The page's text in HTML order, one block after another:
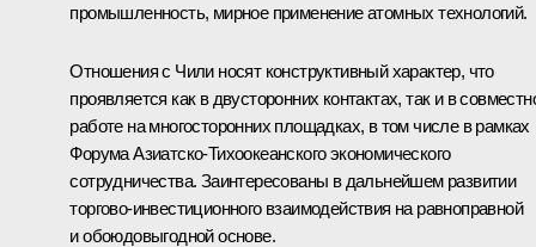
промышленность, мирное применение атомных технологий.
Отношения с Чили носят конструктивный характер, что
проявляется как в двусторонних контактах, так и в
работе на многосторонних площадках, в том числе в рамках
Форума Азиатско-Тихоокеанского экономического
сотрудничества. Заинтересованы в дальнейшем развитии
торгово-инвестиционного взаимодействия на равноправной
и обоюдовыгодной основе.